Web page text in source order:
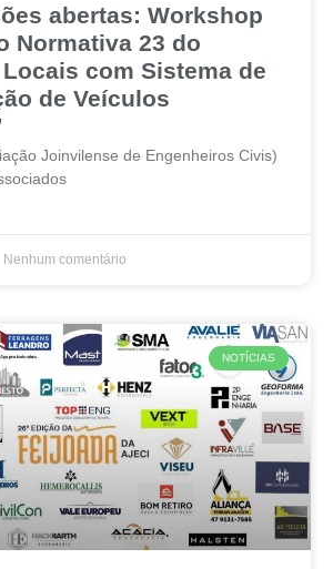
abertas: Workshop
Normativa 23 do
Locais com Sistema de
de Veículos
Joinvilense de Engenheiros Civis)
Nenhum comentário
NOTÍCIAS